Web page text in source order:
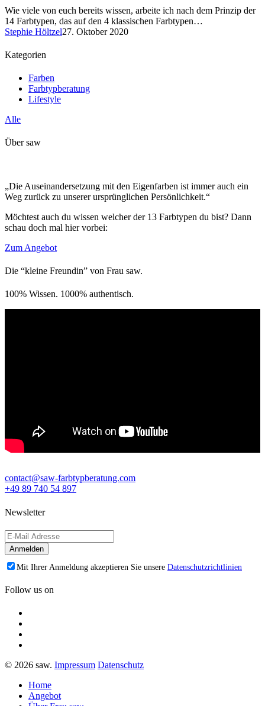
Wie viele von euch bereits wissen, arbeite ich nach dem Prinzip der
14 Farbtypen, das auf den 4 klassischen Farbtypen…
Stephie Höltzel27. Oktober 2020
Kategorien
Farben
Farbtypberatung
Lifestyle
Alle
Über saw
„Die Auseinandersetzung mit den Eigenfarben ist immer auch ein
Weg zurück zu unserer ursprünglichen Persönlichkeit.“
Möchtest auch du wissen welcher der 13 Farbtypen du bist? Dann
schau doch mal hier vorbei:
Zum Angebot
Die “kleine Freundin” von Frau saw.
100% Wissen. 1000% authentisch.
contact@saw-farbtypberatung.com
+49 89 740 54 897
Newsletter
Mit Ihrer Anmeldung akzeptieren Sie unsere Datenschutzrichtlinien
Follow us on
© 2026 saw. Impressum Datenschutz
Home
Angebot